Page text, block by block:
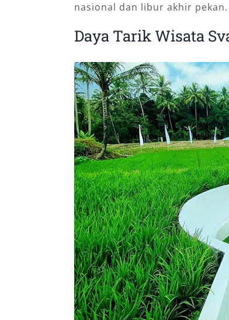
nasional dan libur akhir pekan.
Daya Tarik Wisata